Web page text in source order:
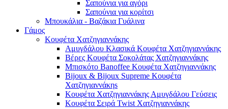
Σαπούνια για αγόρι
Σαπούνια για κορίτσι
Μπουκάλια - Βαζάκια Γυάλινα
Γάμος
Κουφέτα Χατζηγιαννάκης
Αμυγδάλου Κλασικά Κουφέτα Χατζηγιαννάκης
Βέρες Κουφέτα Σοκολάτας Χατζηγιαννάκης
Μπισκότο Banoffee Κουφέτα Χατζηγιαννάκης
Bijoux & Bijoux Supreme Κουφέτα
Χατζηγιαννάκηs
Κουφέτα Χατζηγιαννάκης Αμυγδάλου Γεύσεις
Κουφέτα Σειρά Twist Χατζηγιαννάκης